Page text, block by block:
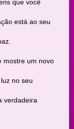
que você
está ao seu
mostre um novo
no seu
verdadeira